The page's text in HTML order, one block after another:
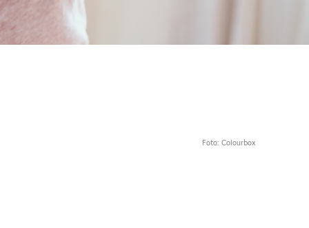
Foto: Colourbox